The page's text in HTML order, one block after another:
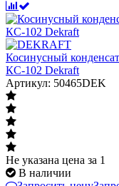
Косинусный
КС-102 Dekraft
Артикул: 50465DEK
Не указана цена за 1
В наличии